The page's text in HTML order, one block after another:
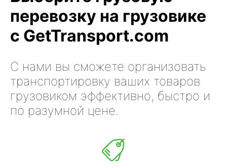
перевозку на грузовике
с GetTransport.com
С нами вы сможете организовать
транспортировку ваших товаров
грузовиком эффективно, быстро и
по разумной цене.